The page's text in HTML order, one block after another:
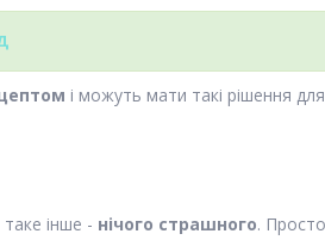
і можуть мати такі рішення для
інше - нічого страшного. Просто